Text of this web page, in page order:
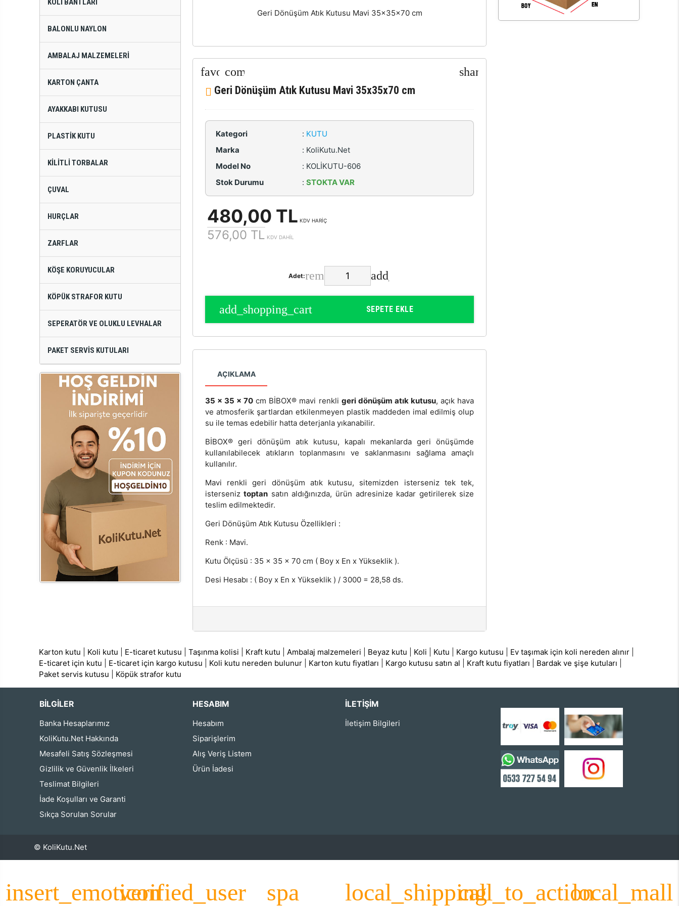
KOLI BANTLARI
BALONLU NAYLON
AMBALAJ MALZEMELERI
KARTON ÇANTA
AYAKKABI KUTUSU
PLASTIK KUTU
KILITLI TORBALAR
ÇUVAL
HURÇLAR
ZARFLAR
KÖŞE KORUYUCULAR
KÖPÜK STRAFOR KUTU
SEPERATÖR VE OLUKLU LEVHALAR
PAKET SERVIS KUTULARI
Geri Dönüşüm Atık Kutusu Mavi 35x35x70 cm
Geri Dönüşüm Atık Kutusu Mavi 35x35x70 cm
Kategori : KUTU
Marka
: KoliKutu.Net
Model No
: KOLİKUTU-606
Stok Durumu
: STOKTA VAR
480,00 TL KDV HARİÇ
576,00 TL KDV DAHİL
Adet:
SEPETE EKLE
AÇIKLAMA
35 x 35 x 70 cm BİBOX® mavi renkli geri dönüşüm atık kutusu, açık hava
ve atmosferik şartlardan etkilenmeyen plastik maddeden imal edilmiş olup
su ile temas edebilir hatta deterjanla yıkanabilir.
BİBOX® geri dönüşüm atık kutusu, kapalı mekanlarda geri önüşümde
kullanılabilecek atıkların toplanmasını ve saklanmasını sağlama amaçlı
kullanılır.
Mavi renkli geri dönüşüm atık kutusu, sitemizden isterseniz tek tek,
isterseniztoptan satın aldığınızda, ürün adresinize kadar getirilerek size
teslim edilmektedir.
Geri Dönüşüm Atık Kutusu Özellikleri :
Renk : Mavi.
Kutu Ölçüsü : 35 x 35 x 70 cm ( Boy x En x Yükseklik ).
Desi Hesabı : ( Boy x En x Yükseklik ) / 3000 = 28,58 ds.
Karton kutu Koli kutu E-ticaret kutusu |Taşınma kolisi Kraft kutu Ambalaj malzemeleri Beyaz kutu Koli Kutu Kargo kutusu Ev taşımak için koli nereden alınır
E-ticaret için kutu
E-ticaret için kargo kutusu Koli kutu nereden bulunur Karton kutu fiyatları Kargo kutusu satın al Kraft kutu fiyatları Bardak ve şişe kutuları
Paket servis kutusu
Köpük strafor kutu
BİLGİLER
Banka Hesaplarımız
KoliKutu.Net Hakkında
Mesafeli Satış Sözleşmesi
Gizlilik ve Güvenlik İlkeleri
Teslimat Bilgileri
İade Koşulları ve Garanti
Sıkça Sorulan Sorular
HESABIM
Hesabım
Siparişlerim
Alış Veriş Listem
Ürün İadesi
İLETIŞIM
İletişim Bilgileri
© KoliKutu.Net